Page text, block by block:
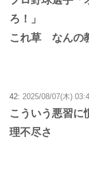
ろ！」
これ草 なんの
42: 2025/08/07(木)
こういう悪習に
理不尽さ